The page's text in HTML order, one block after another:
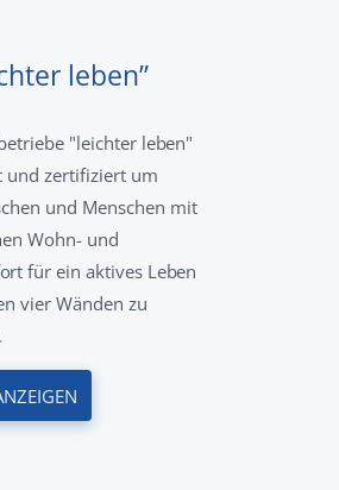
leben”
"leichter leben"
und zertifiziert um
und Menschen mit
Wohn- und
für ein aktives Leben
vier Wänden zu